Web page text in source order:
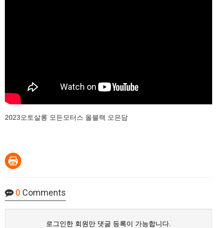
2023오토살롱 모든모터스 올블랙 오은담
0 Comments
로그인한 회원만 댓글 등록이 가능합니다.